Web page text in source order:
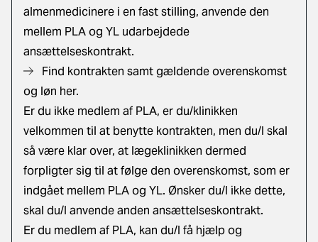
almenmedicinere i en fast stilling, anvende den
mellem PLA og YL udarbejdede
ansættelseskontrakt.
Find kontrakten samt gældende overenskomst
og løn her.
Er d​u ikke medlem af PLA, er du/klinikken
velkommen til at benytte kontrakten, men du/I skal
så være klar over, at lægeklinikken dermed
forpligter sig til at følge den overenskomst, som er
indgået mellem PLA og YL. Ønsker du/I ikke dette,
skal du/I anvende anden ansættelseskontrakt.
Er du medlem af PLA, kan du/I få hjælp og